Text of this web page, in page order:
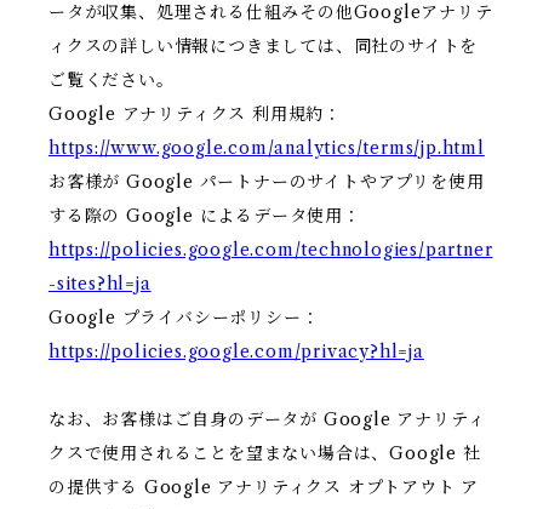
ータが収集、処理される仕組みその他Googleアナリテ
ィクスの詳しい情報につきましては、同社のサイトを
ご覧ください。
Google アナリティクス 利用規約：
https://www.google.com/analytics/terms/jp.html
お客様が Google パートナーのサイトやアプリを使用
する際の Google によるデータ使用：
https://policies.google.com/technologies/partner
-sites?hl=ja
Google プライバシーポリシー：
https://policies.google.com/privacy?hl=ja
なお、お客様はご自身のデータが Google アナリティ
クスで使用されることを望まない場合は、Google 社
の提供する Google アナリティクス オプトアウト ア